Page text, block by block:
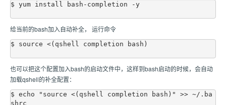
$ yum install bash-completion -y
给当前的bash加入自动补全， 运行命令
$ source <(qshell completion bash)
也可以把这个配置加入bash的启动文件中，这样到bash启动的时候，会自动
加载qshell的补全配置：
$ echo "source <(qshell completion bash)" >> ~/.ba